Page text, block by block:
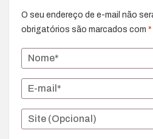
O seu endereço de e-mail não
obrigatórios são marcados com *